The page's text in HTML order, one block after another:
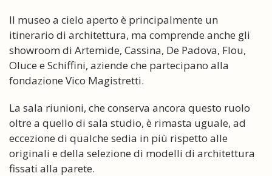
Il museo a cielo aperto è principalmente un
itinerario di architettura, ma comprende anche gli
showroom di Artemide, Cassina, De Padova, Flou,
Oluce e Schiffini, aziende che partecipano alla
fondazione Vico Magistretti.
La sala riunioni, che conserva ancora questo ruolo
oltre a quello di sala studio, è rimasta uguale, ad
eccezione di qualche sedia in più rispetto alle
originali e della selezione di modelli di architettura
fissati alla parete.